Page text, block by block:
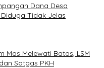
Dana Desa
Tidak Jelas
Mas Melewati Batas, LSM
Satgas PKH